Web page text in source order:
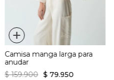
blanqueador. OTROS: No
secar en máquina. LAVADO:
40 ºC.
+
Camisa manga larga para
anudar
$ 159.900 $ 79.950